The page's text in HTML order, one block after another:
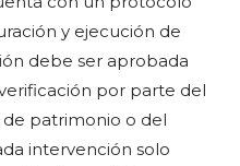
y ejecución de
debe ser aprobada
por parte del
patrimonio o del
intervención solo